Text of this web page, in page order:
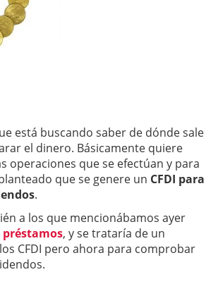
está buscando saber de dónde sale
el dinero. Básicamente quiere
operaciones que se efectúan y para
que se genere un CFDI para
.
a los que mencionábamos ayer
préstamos, y se trataría de un
CFDI pero ahora para comprobar